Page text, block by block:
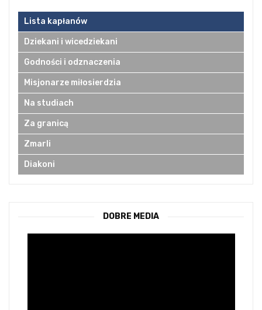
Lista kapłanów
Dziekani i wicedziekani
Godności i odznaczenia
Misjonarze miłosierdzia
Na studiach
Za granicą
Zmarli
Diakoni
DOBRE MEDIA